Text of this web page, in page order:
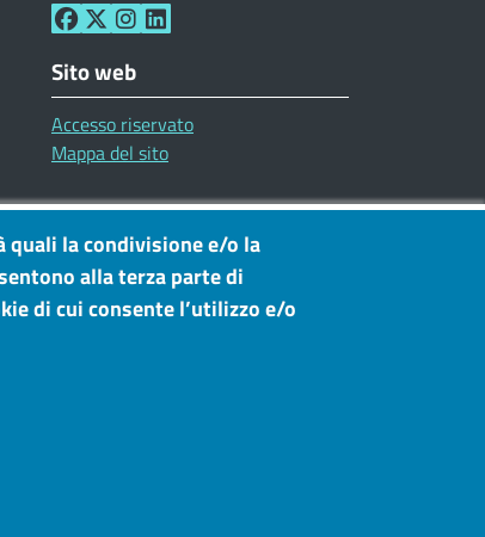
Sito web
Accesso riservato
Mappa del sito
la condivisione e/o la
alla terza parte di
di cui consente l’utilizzo e/o